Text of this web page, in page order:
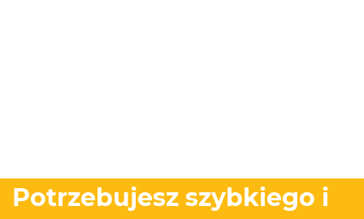
Potrzebujesz szybkiego i